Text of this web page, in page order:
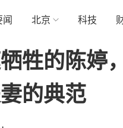
闻 北京 科技
牲的陈婷
的典范